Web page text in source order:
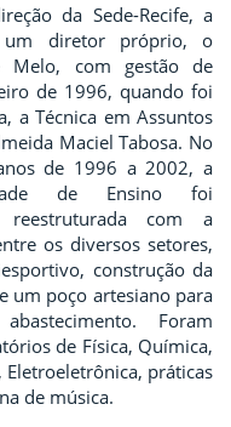
da Sede-Recife, a
um diretor próprio, o
Melo, com gestão de
de 1996, quando foi
a Técnica em Assuntos
Maciel Tabosa. No
de 1996 a 2002, a
de Ensino foi
reestruturada com a
os diversos setores,
construção da
um poço artesiano para
Foram
de Física, Química,
práticas
de música.